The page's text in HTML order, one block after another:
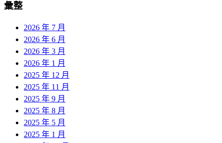
彙整
2026 年 7 月
2026 年 6 月
2026 年 3 月
2026 年 1 月
2025 年 12 月
2025 年 11 月
2025 年 9 月
2025 年 8 月
2025 年 5 月
2025 年 1 月